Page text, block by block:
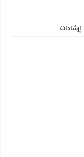
إرشادات